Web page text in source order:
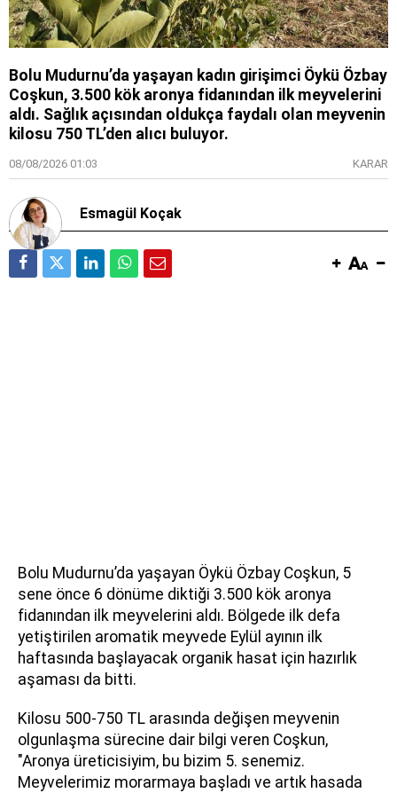
Bolu Mudurnu’da yaşayan kadın girişimci Öykü Özbay
Coşkun, 3.500 kök aronya fidanından ilk meyvelerini
aldı. Sağlık açısından oldukça faydalı olan meyvenin
kilosu 750 TL’den alıcı buluyor.
08/08/2026 01:03 KARAR
Esmagül Koçak
Bolu Mudurnu’da yaşayan Öykü Özbay Coşkun, 5
sene önce 6 dönüme diktiği 3.500 kök aronya
fidanından ilk meyvelerini aldı. Bölgede ilk defa
yetiştirilen aromatik meyvede Eylül ayının ilk
haftasında başlayacak organik hasat için hazırlık
aşaması da bitti.
Kilosu 500-750 TL arasında değişen meyvenin
olgunlaşma sürecine dair bilgi veren Coşkun,
"Aronya üreticisiyim, bu bizim 5. senemiz.
Meyvelerimiz morarmaya başladı ve artık hasada